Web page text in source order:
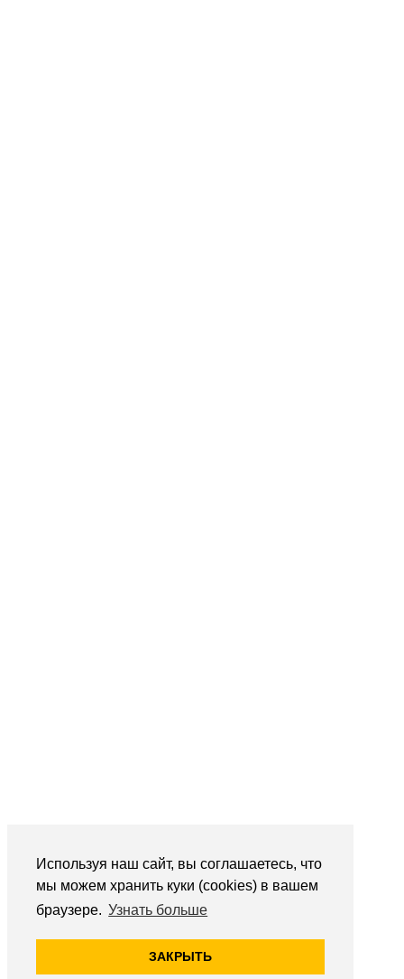
Используя наш сайт, вы соглашаетесь, что
мы можем хранить куки (cookies) в вашем
браузере. Узнать больше
ЗАКРЫТЬ